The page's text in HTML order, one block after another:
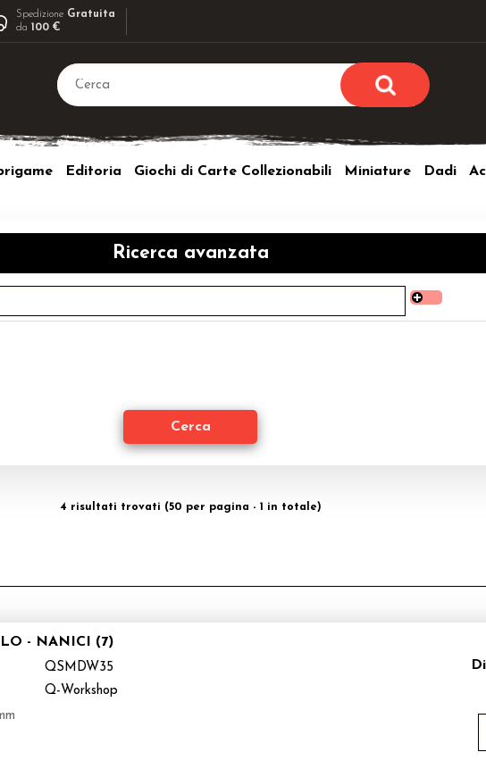
Spedizione Gratuita
da100 €
utente e la
Editoria Giochi di Carte Collezionabili Miniature Dadi
Ricerca avanzata
4 risultati trovati (50 per pagina - 1 in totale)
- NANICI (7)
QSMDW35
Q-Workshop